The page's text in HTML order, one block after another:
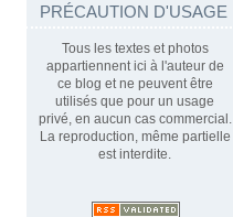
PRÉCAUTION D'USAGE
Tous les textes et photos
appartiennent ici à l'auteur de
ce blog et ne peuvent être
utilisés que pour un usage
privé, en aucun cas commercial.
La reproduction, même partielle
est interdite.